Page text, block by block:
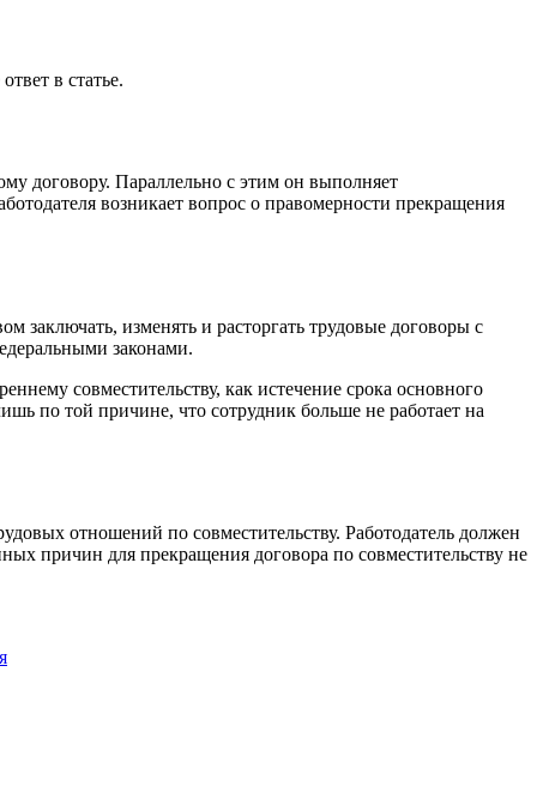
в статье.
договору. Параллельно с этим он выполняет
возникает вопрос о правомерности прекращения
заключать, изменять и расторгать трудовые договоры с
законами.
совместительству, как истечение срока основного
по той причине, что сотрудник больше не работает на
отношений по совместительству. Работодатель должен
причин для прекращения договора по совместительству не